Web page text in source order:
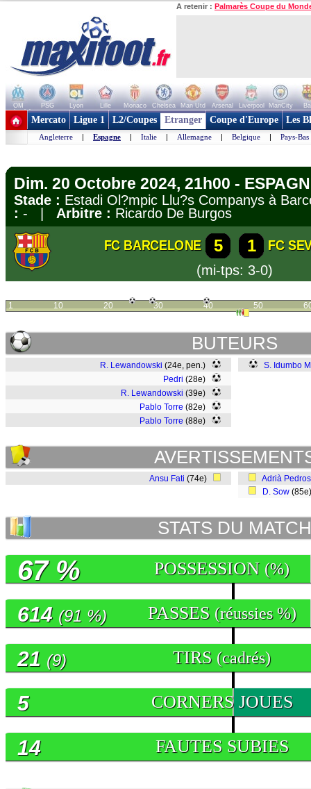
A retenir : Palmarès Coupe du
OM PSG Lyon Lille Monaco Chelsea Man Utd Arsenal Liverpool ManCity
+ de clubs
Mercato Ligue 1 L2/Coupes Etranger Coupe d'Europe Les
Angleterre | Espagne | Italie | Allemagne | Belgique | Pays-Bas
Dim. 20 Octobre 2024, 21h00 -
Stade : Estadi Ol?mpic Llu?s Companys à
: - | Arbitre : Ricardo De Burgos
FC BARCELONE 5 1
FC
(mi-tps: 3-0)
1 10 20 30 40 50
BUTEURS
R. Lewandowski (24e, pen.)
Pedri (28e)
R. Lewandowski (39e)
Pablo Torre (82e)
Pablo Torre (88e)
S. Idumbo
Ansu Fati (74e)
Adrià
D. Sow
STATS DU MATCH
POSSESSION (%)
67 %
PASSES (réussies %)
614 (91 %)
TIRS (cadrés)
21 (9)
CORNERS JOUES
5
FAUTES SUBIES
14